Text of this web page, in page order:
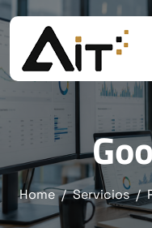
Home Servicios